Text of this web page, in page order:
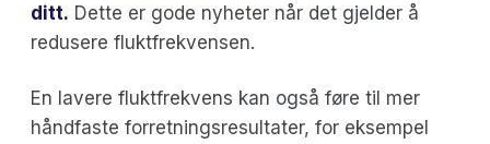
ditt. Dette er gode nyheter når det gjelder å
redusere fluktfrekvensen.
En lavere fluktfrekvens kan også føre til mer
håndfaste forretningsresultater, for eksempel